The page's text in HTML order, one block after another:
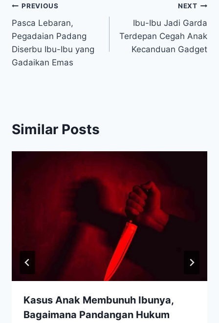
Post
navigation
PREVIOUS
Pasca Lebaran,
Pegadaian Padang
Diserbu Ibu-Ibu yang
Gadaikan Emas
NEXT
Ibu-Ibu Jadi Garda
Terdepan Cegah Anak
Kecanduan Gadget
Similar Posts
Kasus Anak Membunuh Ibunya,
Bagaimana Pandangan Hukum